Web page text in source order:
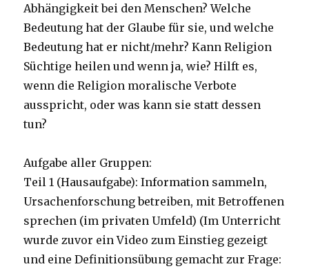
Abhängigkeit bei den Menschen? Welche
Bedeutung hat der Glaube für sie, und welche
Bedeutung hat er nicht/mehr? Kann Religion
Süchtige heilen und wenn ja, wie? Hilft es,
wenn die Religion moralische Verbote
ausspricht, oder was kann sie statt dessen
tun?
Aufgabe aller Gruppen:
Teil 1 (Hausaufgabe): Information sammeln,
Ursachenforschung betreiben, mit Betroffenen
sprechen (im privaten Umfeld) (Im Unterricht
wurde zuvor ein Video zum Einstieg gezeigt
und eine Definitionsübung gemacht zur Frage: